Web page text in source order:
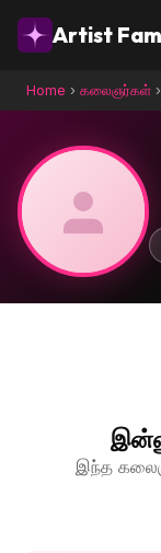
Artist
Home › கலைஞர்கள் ›
இந்த